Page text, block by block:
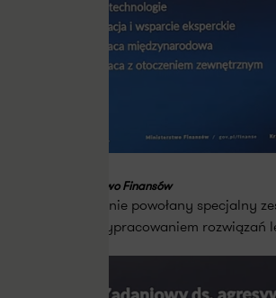
Źródło: Ministerstwo Finansów
Poza tym zostanie powołany specjalny
pracował na wypracowaniem